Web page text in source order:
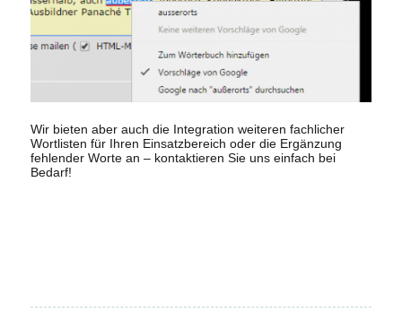
Wir bieten aber auch die Integration weiteren fachlicher
Wortlisten für Ihren Einsatzbereich oder die Ergänzung
fehlender Worte an – kontaktieren Sie uns einfach bei
Bedarf!